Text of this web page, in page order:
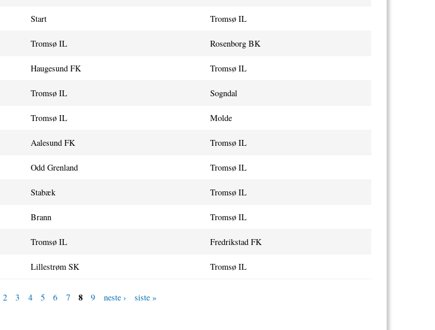
Start Tromsø IL
Tromsø IL Rosenborg BK
Haugesund FK Tromsø IL
Tromsø IL Sogndal
Tromsø IL Molde
Aalesund FK Tromsø IL
Odd Grenland Tromsø IL
Stabæk Tromsø IL
Brann Tromsø IL
Tromsø IL Fredrikstad FK
Lillestrøm SK Tromsø IL
2 3 4 5 6 7 8 9 neste ›
siste »